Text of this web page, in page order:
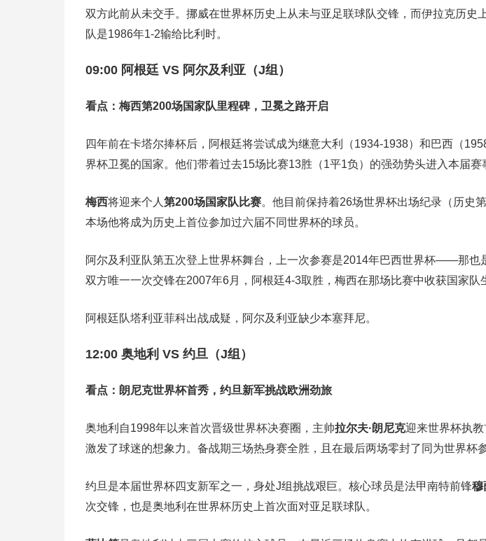
双方此前从未交手。挪威在世界杯历史上从未与亚足联球队交锋，而伊拉克历史
队是1986年1-2输给比利时。
09:00 阿根廷 VS 阿尔及利亚（J组）
看点：梅西第200场国家队里程碑，卫冕之路开启
四年前在卡塔尔捧杯后，阿根廷将尝试成为继意大利（1934-1938）和巴西（
界杯卫冕的国家。他们带着过去15场比赛13胜（1平1负）的强劲势头进入本届赛
梅西将迎来个人 第200场国家队比赛。他目前保持着26场世界杯出场纪录（历史
本场他将成为历史上首位参加过六届不同世界杯的球员。
阿尔及利亚队第五次登上世界杯舞台，上一次参赛是2014年巴西世界杯——那也
双方唯一一次交锋在2007年6月，阿根廷4-3取胜，梅西在那场比赛中收获国家队
阿根廷队塔利亚菲科出战成疑，阿尔及利亚缺少本塞拜尼。
12:00 奥地利 VS 约旦（J组）
看点：朗尼克世界杯首秀，约旦新军挑战欧洲劲旅
奥地利自1998年以来首次晋级世界杯决赛圈，主帅拉尔夫·朗尼克迎来世界杯执教
激发了球迷的想象力。备战期三场热身赛全胜，且在最后两场零封了同为世界杯
约旦是本届世界杯四支新军之一，身处J组挑战艰巨。核心球员是法甲南特前锋穆
次交锋，也是奥地利在世界杯历史上首次面对亚足联球队。